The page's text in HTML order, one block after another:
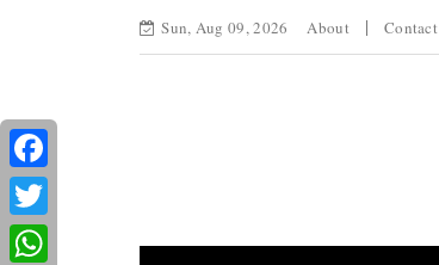
Sun, Aug 09, 2026 About Contact
Facebook
Twitter